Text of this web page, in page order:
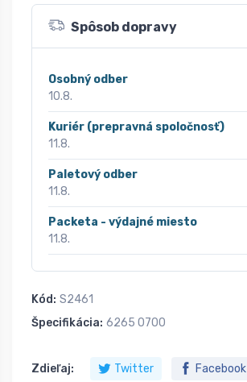
Spôsob dopravy
Osobný odber
10.8.
Kuriér (prepravná spoločnosť)
11.8.
Paletový odber
11.8.
Packeta - výdajné miesto
11.8.
Kód: S2461
Špecifikácia: 6265 0700
Zdieľaj: Twitter Facebook